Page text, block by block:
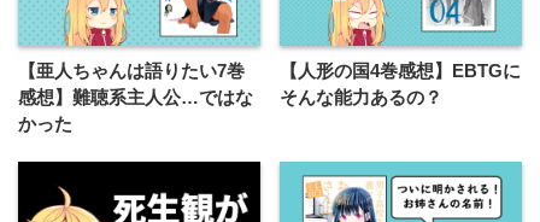
【亜人ちゃんは語りたい7巻
感想】難聴系主人公…ではな
かった
【人形の国4巻感想】EBTGに
そんな能力あるの？